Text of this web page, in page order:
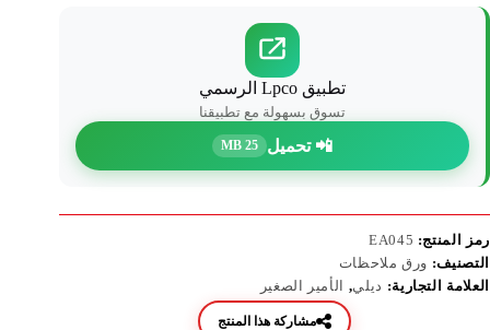
تطبيق Lpco الرسمي
تسوق بسهولة مع تطبيقنا
📲 تحميل 25 MB
رمز المنتج: EA045
التصنيف: ورق ملاحظات
العلامة التجارية: ديلي, الأمير الصغير
مشاركة هذا المنتج